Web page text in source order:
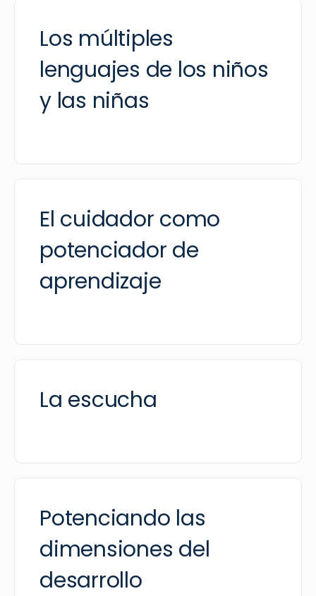
Los múltiples
lenguajes de los niños
y las niñas
El cuidador como
potenciador de
aprendizaje
La escucha
Potenciando las
dimensiones del
desarrollo